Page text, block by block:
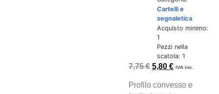
Cartelli e
segnaletica
Acquisto minimo:
1
Pezzi nella
scatola: 1
7,75€ 5,80 € IVA inc.
Profilo convesso e